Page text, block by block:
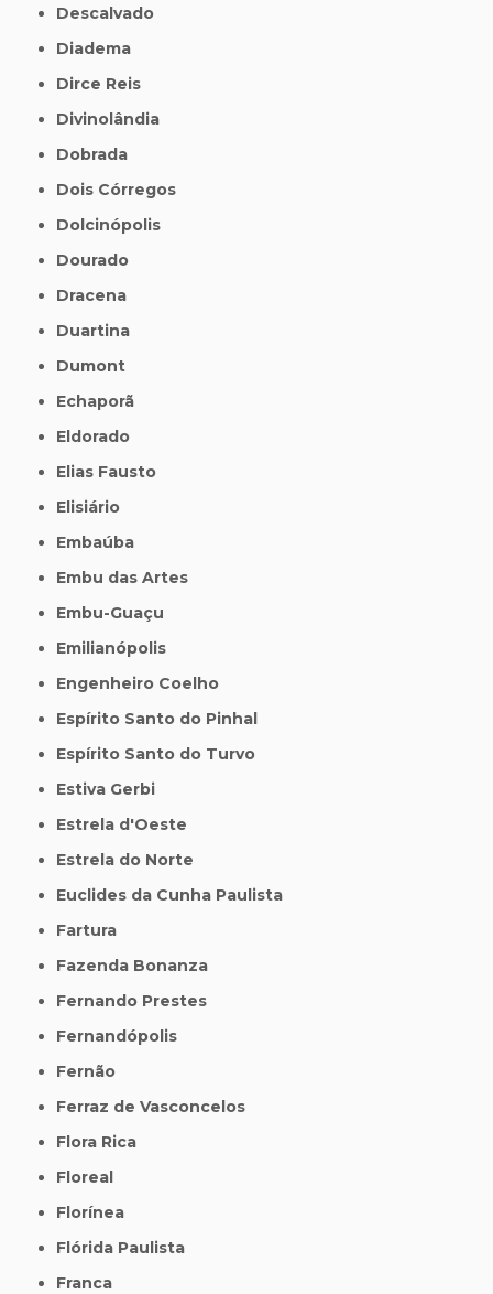
Descalvado
Diadema
Dirce Reis
Divinolândia
Dobrada
Dois Córregos
Dolcinópolis
Dourado
Dracena
Duartina
Dumont
Echaporã
Eldorado
Elias Fausto
Elisiário
Embaúba
Embu das Artes
Embu-Guaçu
Emilianópolis
Engenheiro Coelho
Espírito Santo do Pinhal
Espírito Santo do Turvo
Estiva Gerbi
Estrela d'Oeste
Estrela do Norte
Euclides da Cunha Paulista
Fartura
Fazenda Bonanza
Fernando Prestes
Fernandópolis
Fernão
Ferraz de Vasconcelos
Flora Rica
Floreal
Florínea
Flórida Paulista
Franca